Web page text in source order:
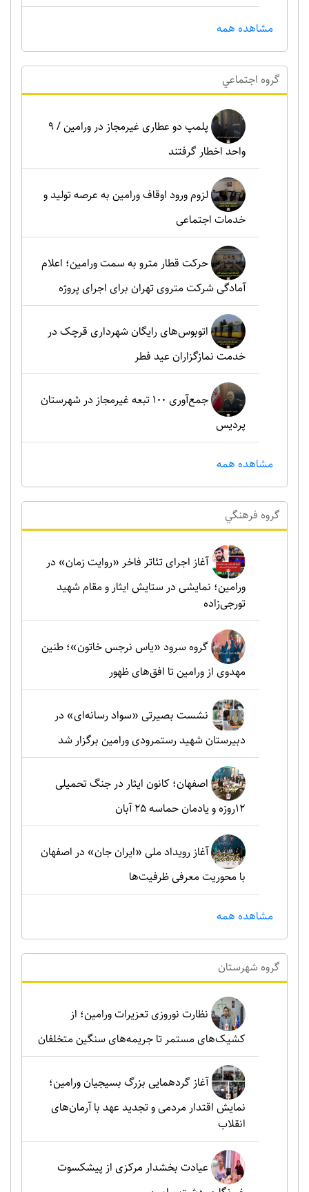
مشاهده همه
گروه اجتماعي
پلمپ دو عطاری غیرمجاز در ورامین / ۹
واحد اخطار گرفتند
لزوم ورود اوقاف ورامین به عرصه تولید و
خدمات اجتماعی
حرکت قطار مترو به سمت ورامین؛ اعلام
آمادگی شرکت متروی تهران برای اجرای پروژه
اتوبوس‌های رایگان شهرداری قرچک در
خدمت نمازگزاران عید فطر
جمع‌آوری ۱۰۰ تبعه غیرمجاز در شهرستان
پردیس
مشاهده همه
گروه فرهنگي
آغاز اجرای تئاتر فاخر «روایت زمان» در
ورامین؛ نمایشی در ستایش ایثار و مقام شهید
تورجی‌زاده
گروه سرود «یاس نرجس خاتون»؛ طنین
مهدوی از ورامین تا افق‌های ظهور
نشست بصیرتی «سواد رسانه‌ای» در
دبیرستان شهید رستمرودی ورامین برگزار شد
اصفهان؛ کانون ایثار در جنگ تحمیلی
۱۲روزه و یادمان حماسه ۲۵ آبان
آغاز رویداد ملی «ایران جان» در اصفهان
با محوریت معرفی ظرفیت‌ها
مشاهده همه
گروه شهرستان
نظارت نوروزی تعزیرات ورامین؛ از
کشیک‌های مستمر تا جریمه‌های سنگین متخلفان
آغاز گردهمایی بزرگ بسیجیان ورامین؛
نمایش اقتدار مردمی و تجدید عهد با آرمان‌های
انقلاب
عیادت بخشدار مرکزی از پیشکسوت